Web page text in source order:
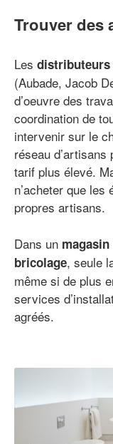
Trouver des
Les distributeurs
(Aubade, Jacob
d’oeuvre des
coordination de
intervenir sur le
réseau
tarif plus élevé.
n’acheter que
propres artisans.
Dans un
bricolage, seule
même si de plus
services
agréés.